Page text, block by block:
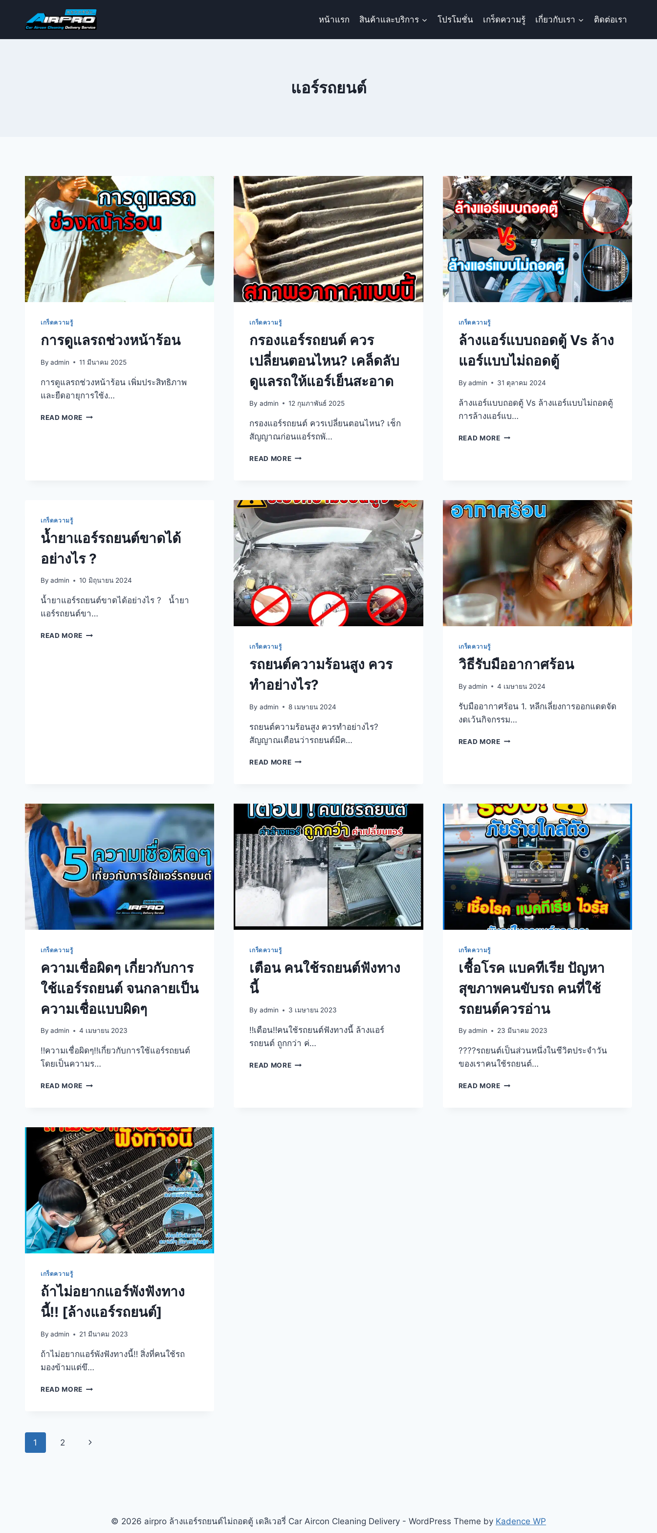
หน้าแรก สินค้าและบริการ โปรโมชั่น เกร็ดความรู้ เกี่ยวกับเรา ติดต่อเรา
แอร์รถยนต์
เกร็ดความรู้
การดูแลรถช่วงหน้าร้อน
By admin 11 มีนาคม 2025
การดูแลรถช่วงหน้าร้อน เพิ่มประสิทธิภาพ
และยืดอายุการใช้ง…
READ MORE
เกร็ดความรู้
กรองแอร์รถยนต์ ควร
เปลี่ยนตอนไหน? เคล็ดลับ
ดูแลรถให้แอร์เย็นสะอาด
By admin 12 กุมภาพันธ์ 2025
กรองแอร์รถยนต์ ควรเปลี่ยนตอนไหน? เช็ก
สัญญาณก่อนแอร์รถพั…
READ MORE
เกร็ดความรู้
ล้างแอร์แบบถอดตู้ Vs ล้าง
แอร์แบบไม่ถอดตู้
By admin 31 ตุลาคม 2024
ล้างแอร์แบบถอดตู้ Vs ล้างแอร์แบบไม่ถอดตู้
การล้างแอร์แบ…
READ MORE
เกร็ดความรู้
น้ำยาแอร์รถยนต์ขาดได้
อย่างไร ?
By admin 10 มิถุนายน 2024
น้ำยาแอร์รถยนต์ขาดได้อย่างไร ? น้ำยา
แอร์รถยนต์ขา…
READ MORE
เกร็ดความรู้
รถยนต์ความร้อนสูง ควร
ทำอย่างไร?
By admin 8 เมษายน 2024
รถยนต์ความร้อนสูง ควรทำอย่างไร?
สัญญาณเตือนว่ารถยนต์มีค…
READ MORE
เกร็ดความรู้
วิธีรับมืออากาศร้อน
By admin 4 เมษายน 2024
รับมืออากาศร้อน 1. หลีกเลี่ยงการออกแดดจัด
งดเว้นกิจกรรม…
READ MORE
เกร็ดความรู้
ความเชื่อผิดๆ เกี่ยวกับการ
ใช้แอร์รถยนต์ จนกลายเป็น
ความเชื่อแบบผิดๆ
By admin 4 เมษายน 2023
‼️ความเชื่อผิดๆ‼️เกี่ยวกับการใช้แอร์รถยนต์
โดยเป็นความร…
READ MORE
เกร็ดความรู้
เตือน คนใช้รถยนต์ฟังทาง
นี้
By admin 3 เมษายน 2023
‼️เตือน‼️คนใช้รถยนต์ฟังทางนี้ ล้างแอร์
รถยนต์ ถูกกว่า ค่…
READ MORE
เกร็ดความรู้
เชื้อโรค แบคทีเรีย ปัญหา
สุขภาพคนขับรถ คนที่ใช้
รถยนต์ควรอ่าน
By admin 23 มีนาคม 2023
????รถยนต์เป็นส่วนหนึ่งในชีวิตประจำวัน
ของเราคนใช้รถยนต์…
READ MORE
เกร็ดความรู้
ถ้าไม่อยากแอร์พังฟังทาง
นี้‼️ [ล้างแอร์รถยนต์]
By admin 21 มีนาคม 2023
ถ้าไม่อยากแอร์พังฟังทางนี้‼️ สิ่งที่คนใช้รถ
มองข้ามแต่ขึ…
READ MORE
1 2
© 2026 airpro ล้างแอร์รถยนต์ไม่ถอดตู้ เดลิเวอรี่ Car Aircon Cleaning Delivery - WordPress Theme by Kadence WP